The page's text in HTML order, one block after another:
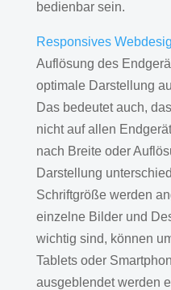
bedienbar sein.
Responsives
Auflösung des
optimale Darstellung
Das bedeutet auch,
nicht auf allen
nach Breite oder
Darstellung
Schriftgröße werden
einzelne Bilder und
wichtig sind, können
Tablets oder
ausgeblendet werden